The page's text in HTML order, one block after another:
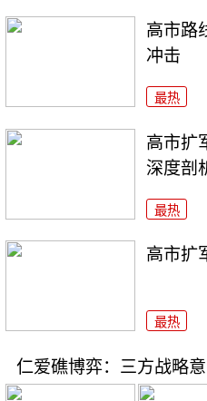
高市路
冲击
最热
高市扩
深度剖
最热
高市扩
最热
仁爱礁博弈：三方战略